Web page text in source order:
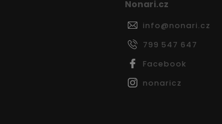
Nonari.cz
info@nonari.cz
799 547 647
Facebook
nonaricz